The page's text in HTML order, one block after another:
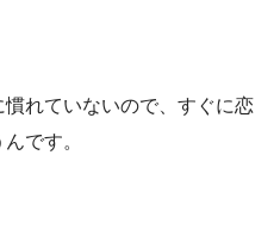
れていないので、すぐに恋
です。